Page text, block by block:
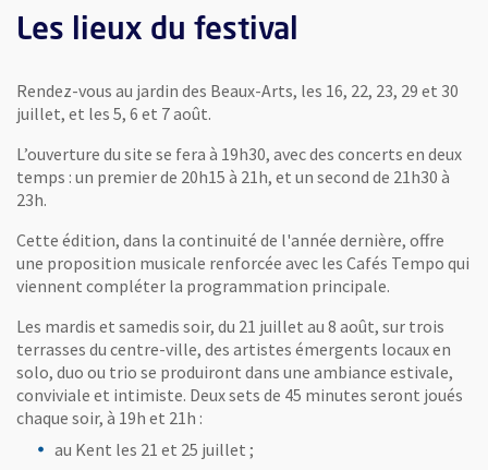
Les lieux du festival
Rendez-vous au jardin des Beaux-Arts, les 16, 22, 23, 29 et 30
juillet, et les 5, 6 et 7 août.
L’ouverture du site se fera à 19h30, avec des concerts en deux
temps : un premier de 20h15 à 21h, et un second de 21h30 à
23h.
Cette édition, dans la continuité de l'année dernière, offre
une proposition musicale renforcée avec les Cafés Tempo qui
viennent compléter la programmation principale.
Les mardis et samedis soir, du 21 juillet au 8 août, sur trois
terrasses du centre-ville, des artistes émergents locaux en
solo, duo ou trio se produiront dans une ambiance estivale,
conviviale et intimiste. Deux sets de 45 minutes seront joués
chaque soir, à 19h et 21h :
au Kent les 21 et 25 juillet ;